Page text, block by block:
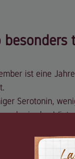
ist eine
Serotonin,
der in den
=